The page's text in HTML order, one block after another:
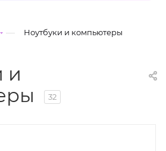
и
32
— Ноутбуки и компьютеры